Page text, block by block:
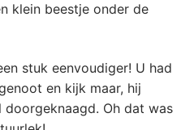
klein beestje onder de
stuk eenvoudiger! U had
en kijk maar, hij
Oh dat was